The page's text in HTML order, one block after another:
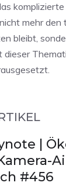
mehr
bleibt,
dieser
|
#456